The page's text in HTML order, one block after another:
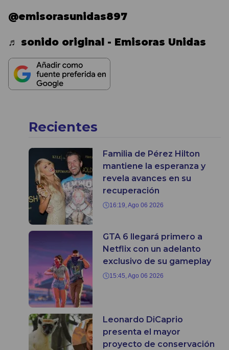
@emisorasunidas897
♬ sonido original - Emisoras Unidas
Recientes
Familia de Pérez Hilton
mantiene la esperanza y
revela avances en su
recuperación
16:19, Ago 06 2026
GTA 6 llegará primero a
Netflix con un adelanto
exclusivo de su gameplay
15:45, Ago 06 2026
Leonardo DiCaprio
presenta el mayor
proyecto de conservación